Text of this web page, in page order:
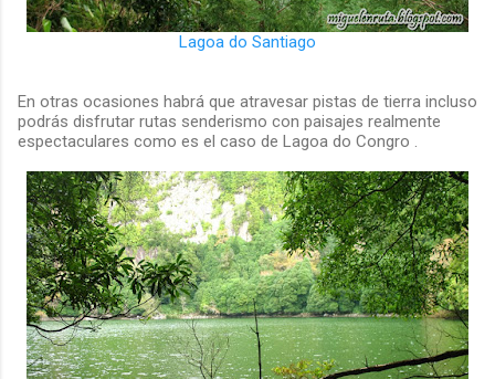
Lagoa do Santiago
En otras ocasiones habrá que atravesar pistas de tierra incluso
podrás disfrutar rutas senderismo con paisajes realmente
espectaculares como es el caso de Lagoa do Congro .